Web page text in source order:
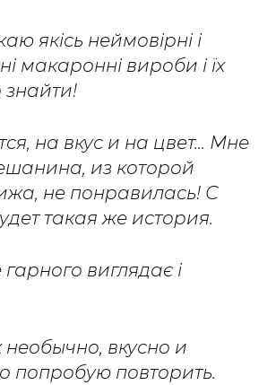
якісь неймовірні і
макаронні вироби і їх
на вкус и на цвет... Мне
из которой
не понравилась! С
такая же история.
виглядає і
необычно, вкусно и
попробую повторить.